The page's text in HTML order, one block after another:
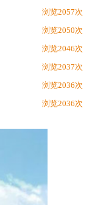
浏览2057次
浏览2050次
浏览2046次
浏览2037次
浏览2036次
浏览2036次